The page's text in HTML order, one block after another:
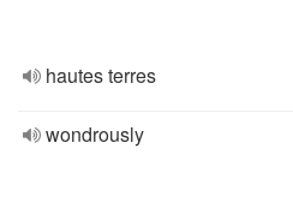
hautes terres
wondrously